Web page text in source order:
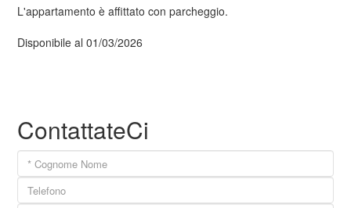
L'appartamento è affittato con parcheggio.
Disponibile al 01/03/2026
ContattateCi